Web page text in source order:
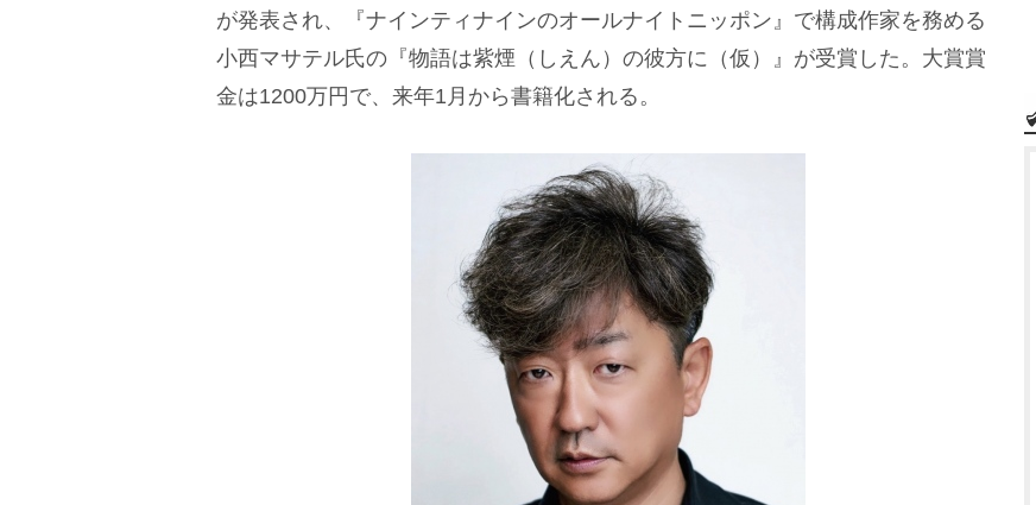
が発表され、『ナインティナインのオールナイトニッポン』で構成作家を務める
小西マサテル氏の『物語は紫煙（しえん）の彼方に（仮）』が受賞した。大賞賞
金は1200万円で、来年1月から書籍化される。